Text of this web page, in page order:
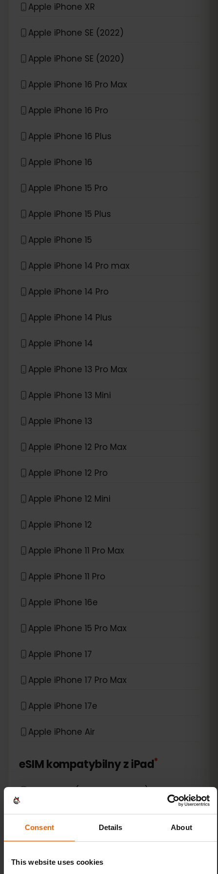
Consent Details About
This website uses cookies
Apple iPhone XR
Apple iPhone SE (2022)
Apple iPhone SE (2020)
Apple iPhone 16 Pro Max
Apple iPhone 16 Pro
Apple iPhone 16 Plus
Apple iPhone 16
Apple iPhone 15 Pro
Apple iPhone 15 Plus
Apple iPhone 15
Apple iPhone 14 Pro max
Apple iPhone 14 Pro
Apple iPhone 14 Plus
Apple iPhone 14
Apple iPhone 13 Pro Max
Apple iPhone 13 Mini
Apple iPhone 13
Apple iPhone 12 Pro Max
Apple iPhone 12 Pro
Apple iPhone 12 Mini
Apple iPhone 12
Apple iPhone 11 Pro Max
Apple iPhone 11 Pro
Apple iPhone 16e
Apple iPhone 15 Pro Max
Apple iPhone 17
Apple iPhone 17 Pro Max
Apple iPhone 17e
Apple iPhone Air
eSIM kompatybilny ziPad*
Apple iPad (10th generation)
Apple iPad (7th generation)
Apple iPad (8th generation)
Apple iPad (9th generation)